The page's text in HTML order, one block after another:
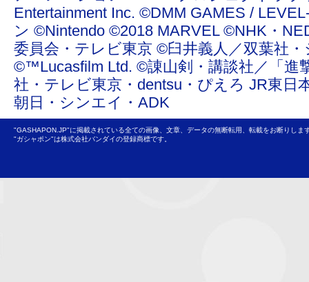
Entertainment Inc. ©DMM GAMES /
ン ©Nintendo ©2018 MARVEL ©NHK・
委員会・テレビ東京 ©臼井義人／双葉社
©™Lucasfilm Ltd. ©諌山剣・講談社／「進
社・テレビ東京・dentsu・ぴえろ JR東
朝日・シンエイ・ADK
"GASHAPON.JP"に掲載されている全ての画像、文章、データの無断転用、転載をお断りしま
"ガシャポン"は株式会社バンダイの登録商標です。